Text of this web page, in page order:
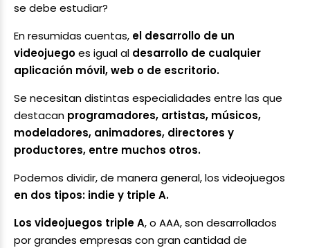
se debe estudiar?
En resumidas cuentas, el desarrollo de un
videojuegoes igual al desarrollo de cualquier
aplicación móvil, web o de escritorio.
Se necesitan distintas especialidades entre las que
destacan programadores, artistas, músicos,
modeladores, animadores, directores y
productores, entre muchos otros.
Podemos dividir, de manera general, los videojuegos
en dos tipos: indie y triple A.
Los videojuegos triple A, o AAA, son desarrollados
por grandes empresas con gran cantidad de